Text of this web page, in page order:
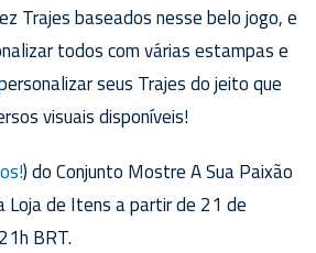
Trajes baseados nesse belo jogo, e
todos com várias estampas e
seus Trajes do jeito que
visuais disponíveis!
) do Conjunto Mostre A Sua Paixão
Loja de Itens a partir de 21 de
BRT.